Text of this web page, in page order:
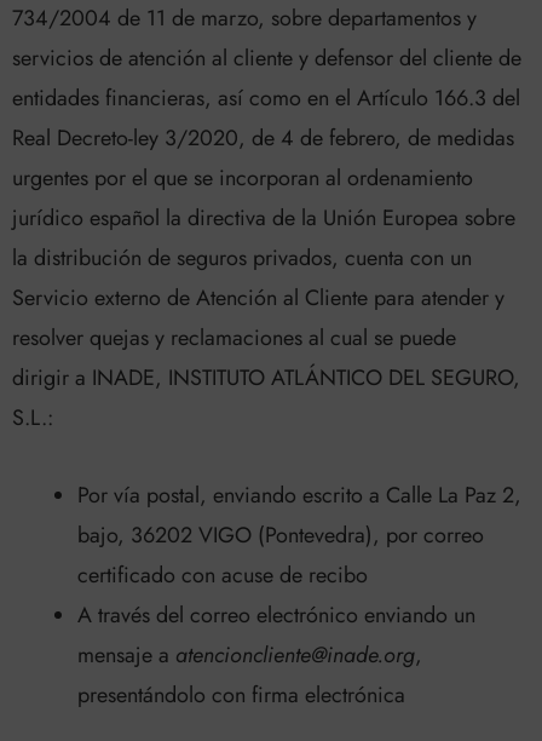
734/2004 de 11 de marzo, sobre departamentos y
servicios de atención al cliente y defensor del cliente de
entidades financieras, así como en el Artículo 166.3 del
Real Decreto-ley 3/2020, de 4 de febrero, de medidas
urgentes por el que se incorporan al ordenamiento
jurídico español la directiva de la Unión Europea sobre
la distribución de seguros privados, cuenta con un
Servicio externo de Atención al Cliente para atender y
resolver quejas y reclamaciones al cual se puede
dirigir a INADE, INSTITUTO ATLÁNTICO DEL SEGURO,
S.L.:
Por vía postal, enviando escrito a Calle La Paz 2,
bajo, 36202 VIGO (Pontevedra), por correo
certificado con acuse de recibo
A través del correo electrónico enviando un
mensaje a atencioncliente@inade.org,
presentándolo con firma electrónica